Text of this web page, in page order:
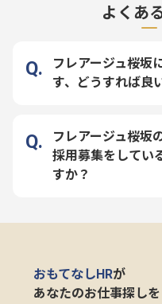
よくあ
フレアージュ桜坂
す、どうすれば良
フレアージュ桜坂
採用募集をしてい
すか？
おもてなしHRが
あなたのお仕事探しを